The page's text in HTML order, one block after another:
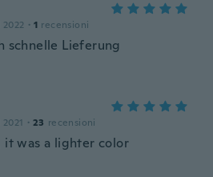
· 1 recensioni
schnelle Lieferung
· 23 recensioni
it was a lighter color